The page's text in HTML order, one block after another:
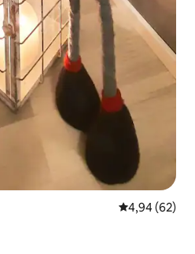
5 üzerinden
4,94 (62)